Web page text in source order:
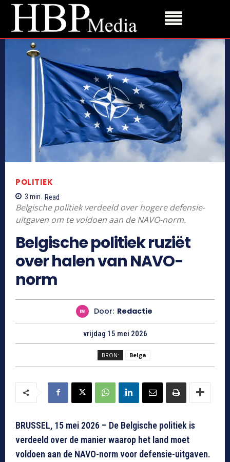
POLITIEK
3 min. Read
Belgische politiek verdeeld over hogere defensie-
uitgaven om te voldoen aan de NAVO-norm.
Belgische politiek ruziët
over halen van NAVO-
norm
Door: Redactie
vrijdag 15 mei 2026
BRON: Belga
BRUSSEL, 15 mei 2026 – De Belgische politiek is
verdeeld over de manier waarop het land moet
voldoen aan de NAVO-norm voor defensie-uitgaven.